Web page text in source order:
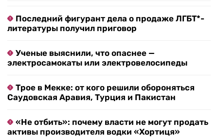
Последний фигурант дела о продаже ЛГБТ*-
литературы получил приговор
Ученые выяснили, что опаснее —
электросамокаты или электровелосипеды
Трое в Мекке: от кого решили обороняться
Саудовская Аравия, Турция и Пакистан
«Не отбить»: почему власти не могут продать
активы производителя водки «Хортиця»